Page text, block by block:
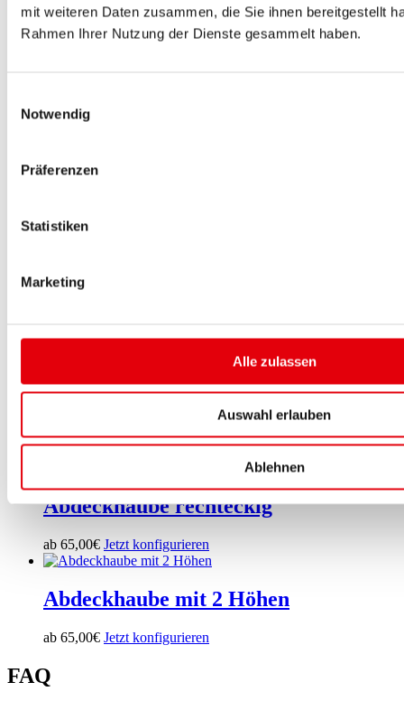
mit weiteren Daten zusammen, die Sie ihnen bereitgestellt
Rahmen Ihrer Nutzung der Dienste gesammelt haben.
Notwendig
Präferenzen
Statistiken
Marketing
Alle zulassen
Auswahl erlauben
Ablehnen
Abdeckhaube rechteckig
ab 65,00€ Jetzt konfigurieren
Abdeckhaube mit 2 Höhen
ab 65,00€ Jetzt konfigurieren
FAQ